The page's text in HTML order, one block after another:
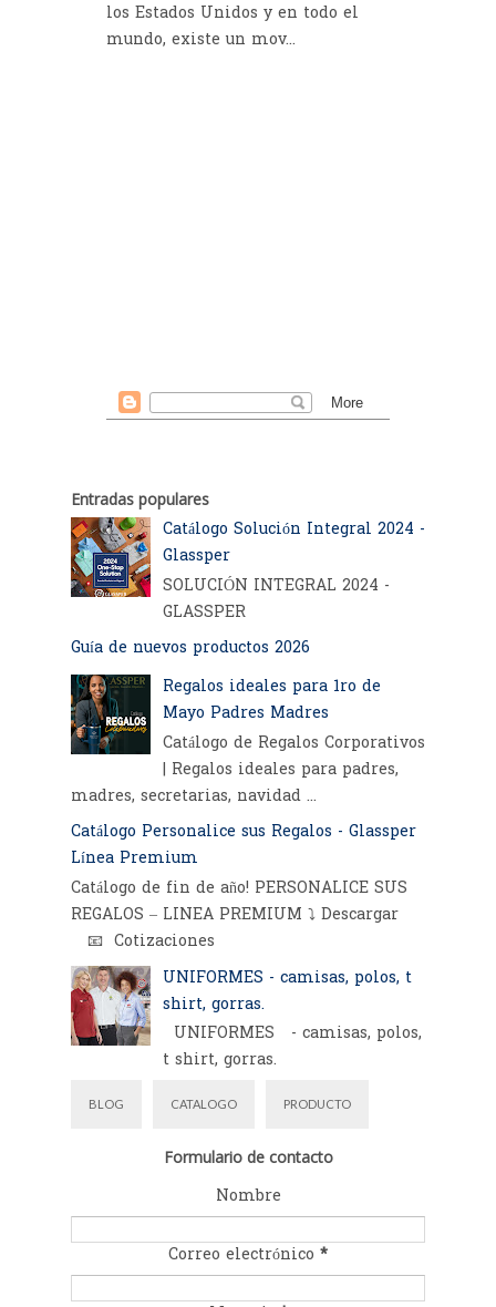
los Estados Unidos y en todo el
mundo, existe un mov...
Entradas populares
Catálogo Solución Integral 2024 -
Glassper
SOLUCIÓN INTEGRAL 2024 -
GLASSPER
Guía de nuevos productos 2026
Regalos ideales para 1ro de
Mayo Padres Madres
Catálogo de Regalos Corporativos
| Regalos ideales para padres,
madres, secretarias, navidad ...
Catálogo Personalice sus Regalos - Glassper
Línea Premium
Catálogo de fin de año! PERSONALICE SUS
REGALOS – LINEA PREMIUM ⤵️ Descargar
📧 Cotizaciones
UNIFORMES - camisas, polos, t
shirt, gorras.
UNIFORMES - camisas, polos,
t shirt, gorras.
BLOG CATALOGO PRODUCTO
Formulario de contacto
Nombre
Correo electrónico *